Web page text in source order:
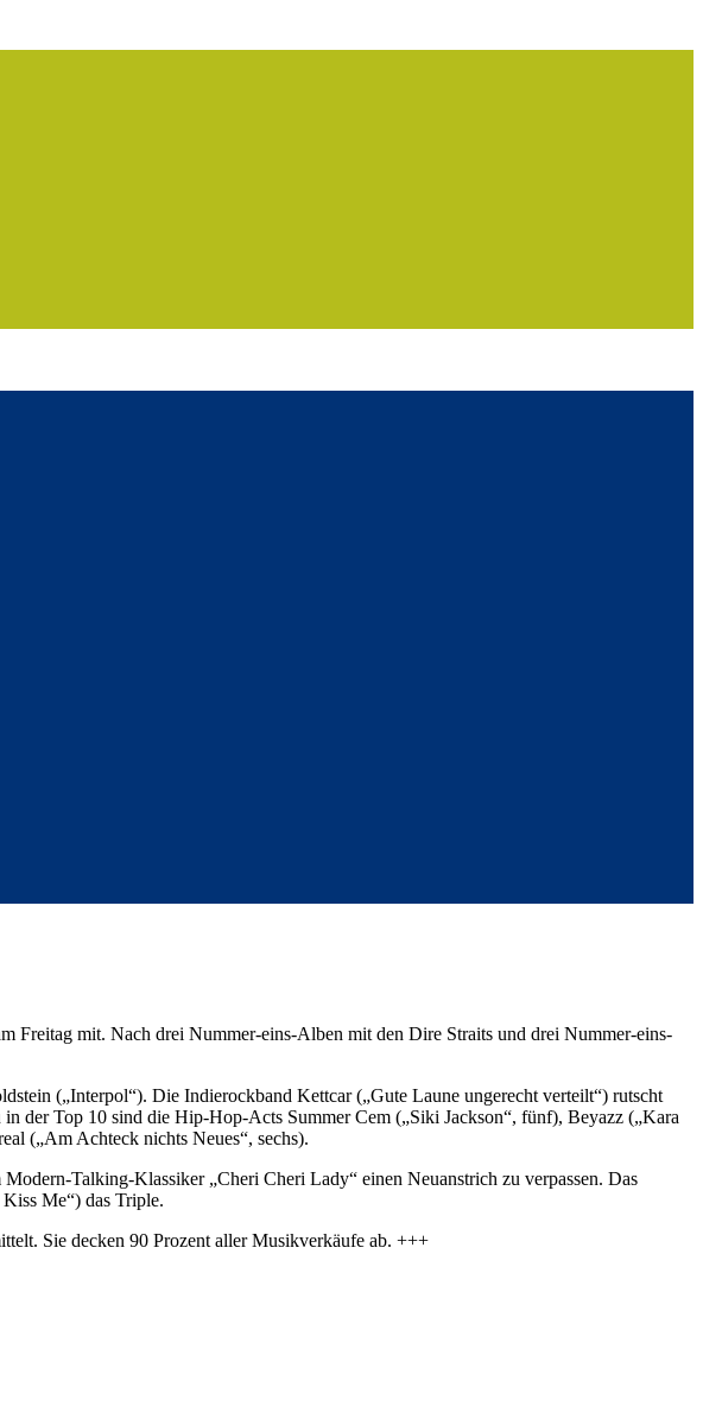
Freitag mit. Nach drei Nummer-eins-Alben mit den Dire Straits und drei Nummer-eins-
(„Interpol“). Die Indierockband Kettcar („Gute Laune ungerecht verteilt“) rutscht
der Top 10 sind die Hip-Hop-Acts Summer Cem („Siki Jackson“, fünf), Beyazz („Kara
(„Am Achteck nichts Neues“, sechs).
Talking-Klassiker „Cheri Cheri Lady“ einen Neuanstrich zu verpassen. Das
Me“) das Triple.
Sie decken 90 Prozent aller Musikverkäufe ab. +++